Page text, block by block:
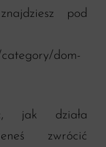
pod
dom-
jak działa
zwrócić